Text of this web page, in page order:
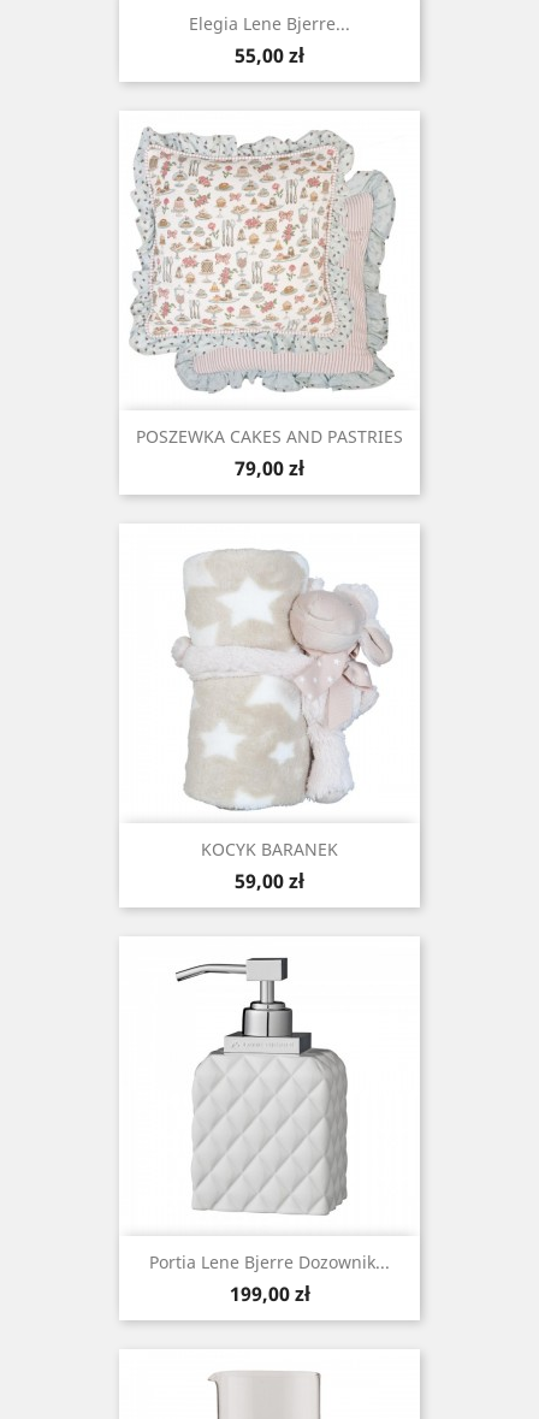
Elegia Lene Bjerre...
Cena
55,00 zł
POSZEWKA CAKES AND PASTRIES
Cena
79,00 zł
KOCYK BARANEK
Cena
59,00 zł
Portia Lene Bjerre Dozownik...
Cena
199,00 zł